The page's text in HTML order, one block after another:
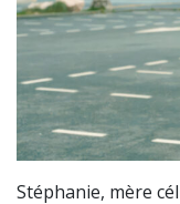
Stéphanie, mère